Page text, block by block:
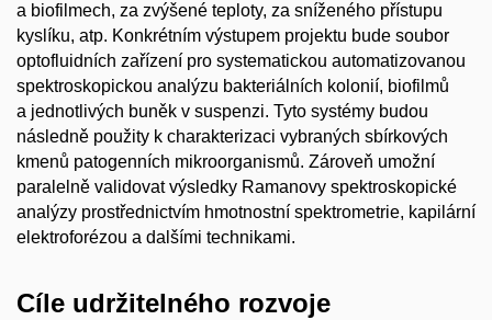
a biofilmech, za zvýšené teploty, za sníženého přístupu
kyslíku, atp. Konkrétním výstupem projektu bude soubor
optofluidních zařízení pro systematickou automatizovanou
spektroskopickou analýzu bakteriálních kolonií, biofilmů
a jednotlivých buněk v suspenzi. Tyto systémy budou
následně použity k charakterizaci vybraných sbírkových
kmenů patogenních mikroorganismů. Zároveň umožní
paralelně validovat výsledky Ramanovy spektroskopické
analýzy prostřednictvím hmotnostní spektrometrie, kapilární
elektroforézou a dalšími technikami.
Cíle udržitelného rozvoje